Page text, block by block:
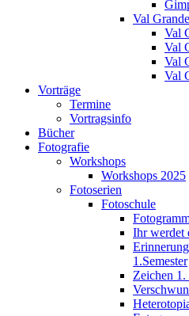
Val
Val
Val
Val
Val
Vorträge
Termine
Vortragsinfo
Bücher
Fotografie
Workshops
Workshops 2025
Fotoserien
Fotoschule
Ihr werdet
1.Semester
Zeichen 1.